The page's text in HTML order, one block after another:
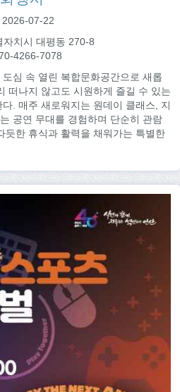
2026-07-22
자치시 대평동 270-8
4266-7078
심 속 열린 복합문화공간으로 새롭
떠나지 않고도 시원하게 즐길 수 있는
. 매주 새로워지는 원데이 클래스, 지
공연 무대를 경험하며 단순히 관람
듯한 휴식과 활력을 채워가는 특별한